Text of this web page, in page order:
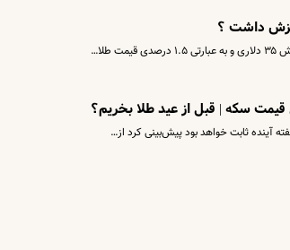
داشت ؟
آینده ثابت خواهد بود پیش‌بینی کرد از…